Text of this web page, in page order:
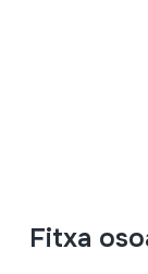
Fitxa